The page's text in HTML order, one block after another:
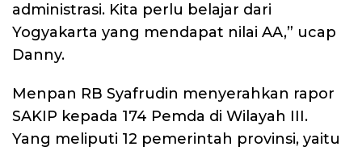
administrasi. Kita perlu belajar dari
Yogyakarta yang mendapat nilai AA,” ucap
Danny.
Menpan RB Syafrudin menyerahkan rapor
SAKIP kepada 174 Pemda di Wilayah III.
Yang meliputi 12 pemerintah provinsi, yaitu